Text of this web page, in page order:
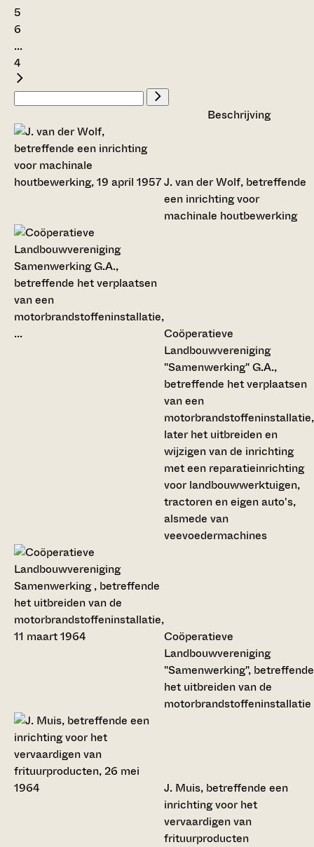
5
6
...
4
Beschrijving
J. van der Wolf, betreffende
een inrichting voor
machinale houtbewerking
Coöperatieve
Landbouwvereniging
"Samenwerking" G.A.,
betreffende het verplaatsen
van een
motorbrandstoffeninstallatie,
later het uitbreiden en
wijzigen van de inrichting
met een reparatieinrichting
voor landbouwwerktuigen,
tractoren en eigen auto's,
alsmede van
veevoedermachines
Coöperatieve
Landbouwvereniging
"Samenwerking", betreffende
het uitbreiden van de
motorbrandstoffeninstallatie
J. Muis, betreffende een
inrichting voor het
vervaardigen van
frituurproducten